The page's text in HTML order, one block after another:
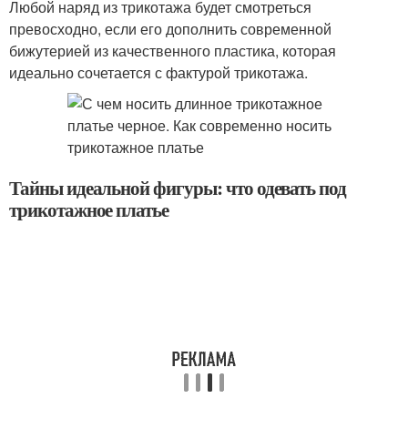
Любой наряд из трикотажа будет смотреться
превосходно, если его дополнить современной
бижутерией из качественного пластика, которая
идеально сочетается с фактурой трикотажа.
Тайны идеальной фигуры: что одевать под
трикотажное платье